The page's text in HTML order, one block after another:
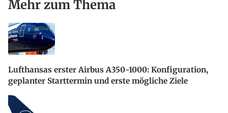
Mehr zum Thema
Lufthansas erster Airbus A350-1000: Konfiguration,
geplanter Starttermin und erste mögliche Ziele